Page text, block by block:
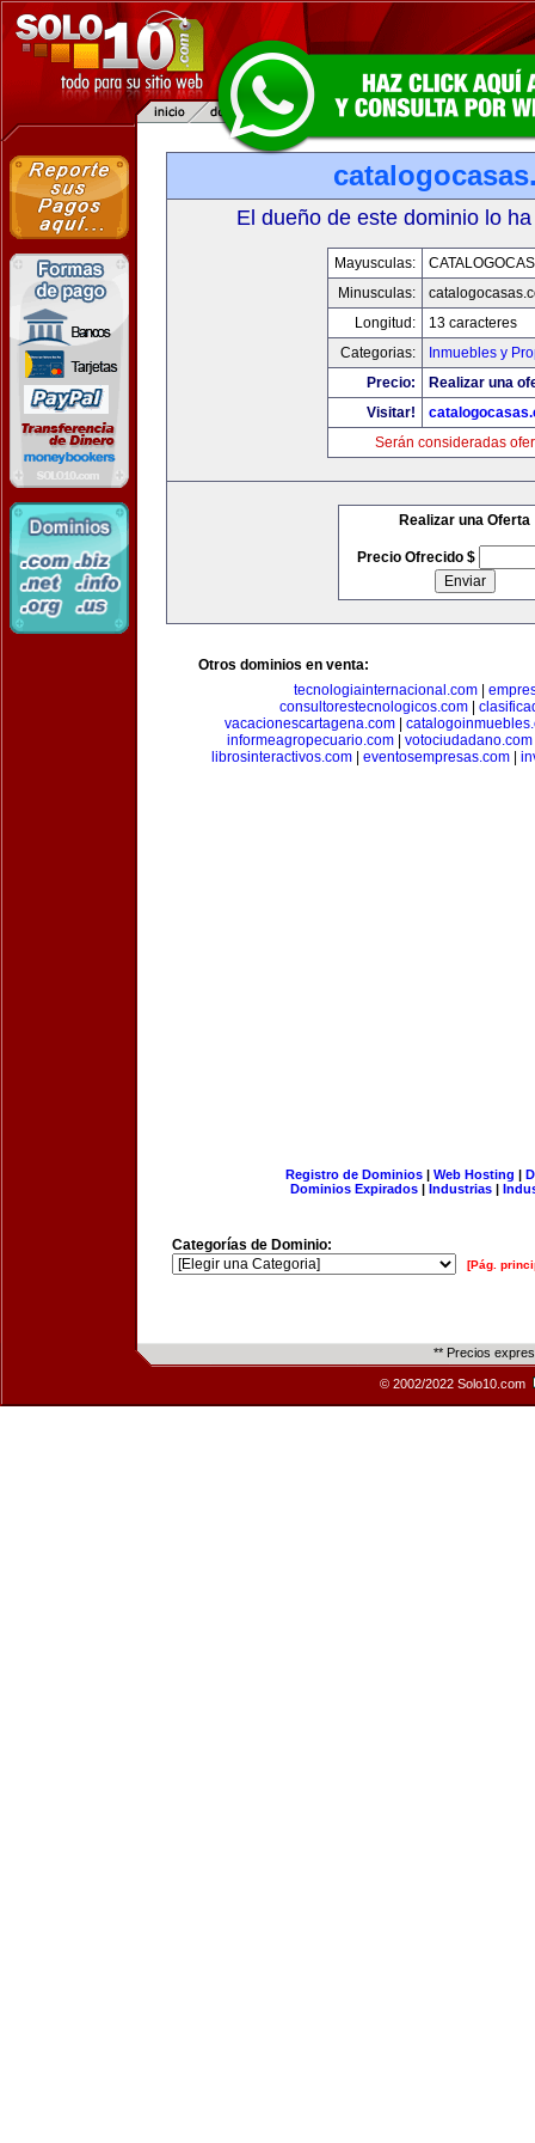
El dueño de este dominio lo
Mayusculas:
Minusculas:
Longitud:
13 caracteres
Categorias:
Inmuebles y
Precio:
Realizar una
Visitar!
Serán consideradas
Realizar una Oferta
Precio Ofrecido $
Otros dominios en venta:
tecnologiainternacional.com|
consultorestecnologicos.com
vacacionescartagena.com
informeagropecuario.com| votociudadano.com
librosinteractivos.com| eventosempresas.com|
Registro de Dominios| Web Hosting |
Dominios Expirados | Industrias |
Categorías de Dominio:
[Pág.
** Precios
© 2002/2022 Solo10.com